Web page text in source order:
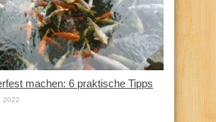
machen: 6 praktische Tipps
2022